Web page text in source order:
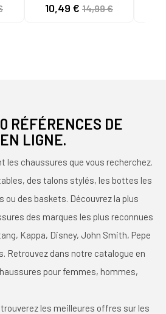
10,49 € 14,99 €
RÉFÉRENCES DE
LIGNE.
les chaussures que vous recherchez.
des talons stylés, les bottes les
ou des baskets. Découvrez la plus
des marques les plus reconnues
Kappa, Disney, John Smith, Pepe
Retrouvez dans notre catalogue en
pour femmes, hommes,
les meilleures offres sur les